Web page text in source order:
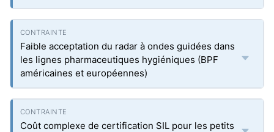
Faible acceptation du radar à ondes guidées dans
les lignes pharmaceutiques hygiéniques (BPF
américaines et européennes)
Coût complexe de certification SIL pour les petits